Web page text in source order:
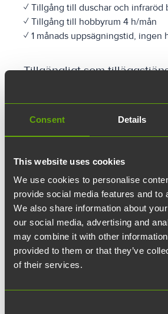
Consent Details
This website uses cookies
We use cookies to personalise
provide social media features and to
We also share information about
our social media, advertising and
may combine it with other
provided to them or that they’ve
of their services.
✓ Tillgång till duschar och infraröd
✓ Tillgång till hobbyrum 4 h/mån
✓ 1 månads uppsägningstid, ingen
Tillgängligt som
✓ Inredningstjänster
✓ Låsbara förvaringsskåp
✓ Mötesförtäring
Ota yhteyttä
Yhteystietosi:
Etunimi: